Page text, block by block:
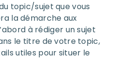
topic/sujet que vous
la démarche aux
à rédiger un sujet
le titre de votre topic,
utiles pour situer le